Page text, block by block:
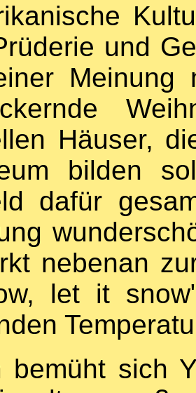
und
Meinung
Häuser,
bilden
dafür
nebenan
let it
bemüht sich